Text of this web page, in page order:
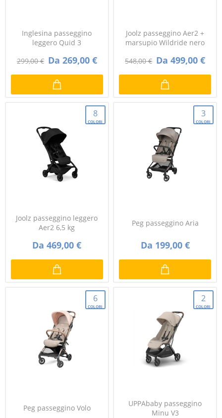
Inglesina passeggino
leggero Quid 3
299,00 € Da 269,00 €
Joolz passeggino Aer2 +
marsupio Wildride nero
548,00 € Da 499,00 €
8
COLORI
Joolz passeggino leggero
Aer2 6,5 kg
Da 469,00 €
3
COLORI
Peg passeggino Aria
Da 199,00 €
6
COLORI
Peg passeggino Volo
2
COLORI
UPPAbaby passeggino
Minu V3